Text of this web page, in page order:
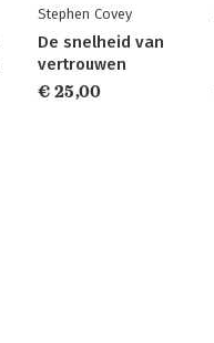
Stephen Covey
De snelheid van
vertrouwen
€ 25,00